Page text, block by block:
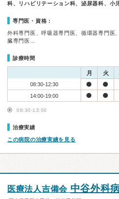
科、リハビリテーション科、泌尿器科、小
専門医・資格：
外科専門医、呼吸器専門医、循環器専門医
臓専門医…
診療時間
月 火
08:30-12:30
14:00-19:00
08:30-13:00
治療実績
この病院の治療実績を見る
医療法人吉備会 中谷外科